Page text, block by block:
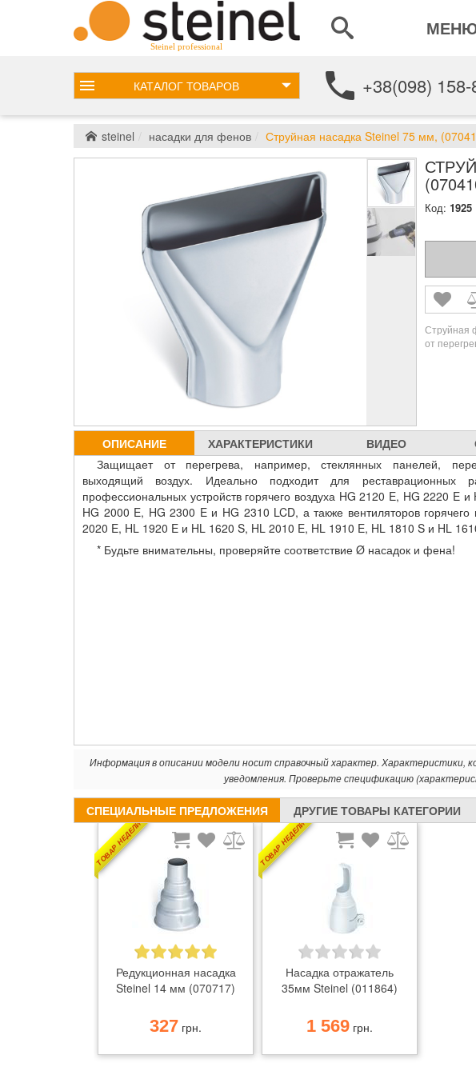
Steinel professional
КАТАЛОГТОВАРОВ +38(098)
steinel насадки для фенов Струйная насадка Steinel 75 мм,
Код: 1925
Струйная
от
ОПИСАНИЕ ХАРАКТЕРИСТИКИ ВИДЕО
Защищает от перегрева, например, стеклянных панелей,
выходящий воздух. Идеально подходит для реставрационных
профессиональных устройств горячего воздуха HG 2120 E, HG 2220 E и
HG 2000 E, HG 2300 E и HG 2310 LCD, а также вентиляторов горячего
2020 E, HL 1920 E и HL 1620 S, HL 2010 E, HL 1910 E, HL 1810 S и HL
* Будьте внимательны, проверяйте соответствие Ø насадок и фена!
Информация в описании модели носит справочный характер.
уведомления. Проверьте спецификацию
СПЕЦИАЛЬНЫЕ ПРЕДЛОЖЕНИЯ ДРУГИЕ ТОВАРЫ КАТЕГОРИИ
ТОВАР НЕДЕЛИ
Редукционная насадка
Steinel 14 мм (070717)
327 грн.
ТОВАР НЕДЕЛИ
Насадка отражатель
35мм Steinel (011864)
1 569 грн.